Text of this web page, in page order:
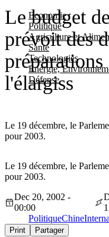
Economie
Politique
Agriculture et
Santé
Technologies
Energie,
Défense
Le budget
prévoit des
l'élargiss
Le 19 décembre, le
pour 2003.
Le 19 décembre, le
pour 2003.
Dec 20, 2002 -
00:00
PolitiqueChine
Print Partager